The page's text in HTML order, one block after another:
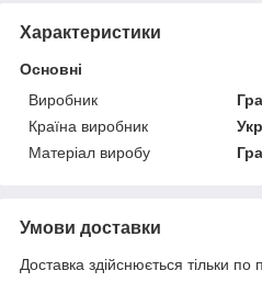
Характеристики
Основні
Виробник
Країна виробник
Матеріал виробу
Умови доставки
Доставка здійснюється тільки по